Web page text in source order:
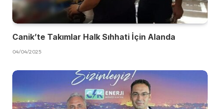
Canik’te Takımlar Halk Sıhhati İçin Alanda
04/04/2025